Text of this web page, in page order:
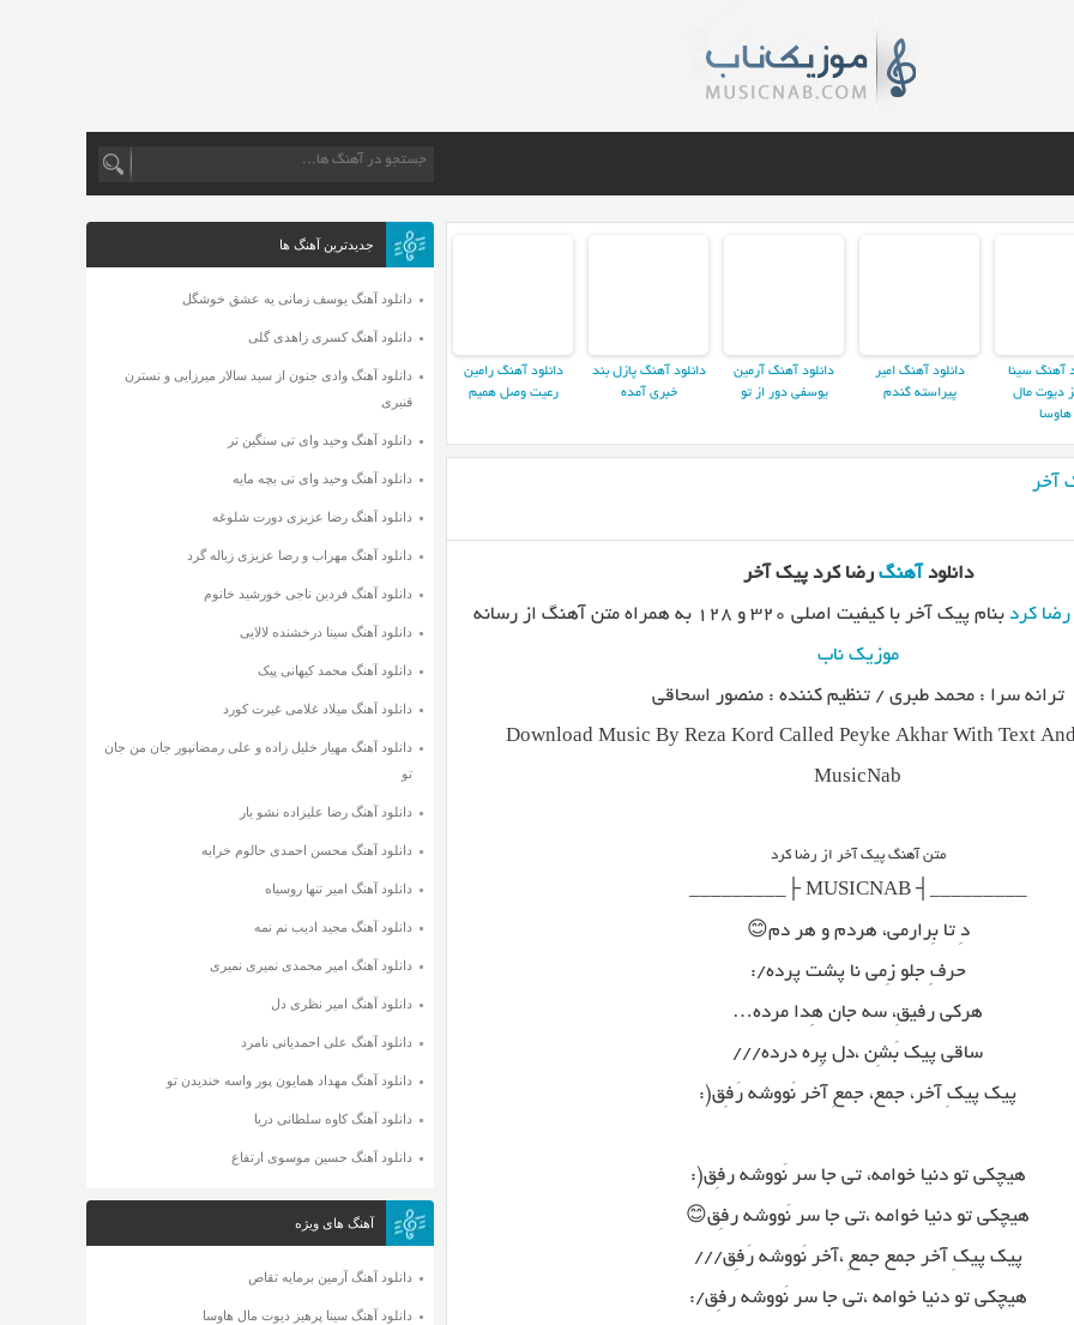
آهنگ سینا
دیوت مال
هاوسا
دانلود آهنگ امیر
پیراسته گندم
دانلود آهنگ آرمین
یوسفی دور از تو
دانلود آهنگ پازل بند
خبری آمده
دانلود آهنگ رامین
رعیت وصل همیم
آخر
دانلود آهنگ رضا کرد پیک آخر
رضا کرد بنام پیک آخر با کیفیت اصلی ۳۲۰ و ۱۲۸ به همراه متن آهنگ از رسانه
موزیک ناب
ترانه سرا : محمد طبری / تنظیم کننده : منصور اسحاقی
Download Music By Reza Kord Called Peyke Akhar With Text
MusicNab
متن آهنگ پیک آخر از رضا کرد
_________┤ MUSICNAB ├_________
دِ تا بِرارمی، هردم و هر دم😊
حرفِ جلو زِمی نا پشت پرده/:
هرکی رفیقِ، سه جان هِدا مرده…
ساقی پیک بَشِن ،دل پِره درده///
پیک پیکِ آخر، جمع، جمعِ آخر نَووشه رَفِق(:
هیچکی تو دنیا خوامه، تی جا سر نَووشه رفِق(:
هیچکی تو دنیا خوامه ،تی جا سر نَووشه رفِق😊
پیک پیکِ آخر جمع جمعِ ،آخر نَووشه رَفِق///
هیچکی تو دنیا خوامه ،تی جا سر نَووشه رفِق/:
جدیدترین آهنگ ها
دانلود آهنگ یوسف زمانی یه عشق خوشگل
دانلود آهنگ کسری زاهدی گلی
دانلود آهنگ وادی جنون از سید سالار میرزایی و نسترن
قنبری
دانلود آهنگ وحید وای تی سنگین تر
دانلود آهنگ وحید وای تی بچه مایه
دانلود آهنگ رضا عزیزی دورت شلوغه
دانلود آهنگ مهراب و رضا عزیزی زباله گرد
دانلود آهنگ فردین ناجی خورشید خانوم
دانلود آهنگ سینا درخشنده لالایی
دانلود آهنگ محمد کیهانی پیک
دانلود آهنگ میلاد غلامی غیرت کورد
دانلود آهنگ مهیار خلیل زاده و علی رمضانپور جان من جان
تو
دانلود آهنگ رضا علیزاده نشو یار
دانلود آهنگ محسن احمدی حالوم خرابه
دانلود آهنگ امیر تنها روسیاه
دانلود آهنگ مجید ادیب نم نمه
دانلود آهنگ امیر محمدی نمیری نمیری
دانلود آهنگ امیر نظری دل
دانلود آهنگ علی احمدیانی نامرد
دانلود آهنگ مهداد همایون پور واسه خندیدن تو
دانلود آهنگ کاوه سلطانی دریا
دانلود آهنگ حسین موسوی ارتفاع
آهنگ های ویژه
دانلود آهنگ آرمین برمایه تقاص
دانلود آهنگ سینا پرهیز دیوت مال هاوسا